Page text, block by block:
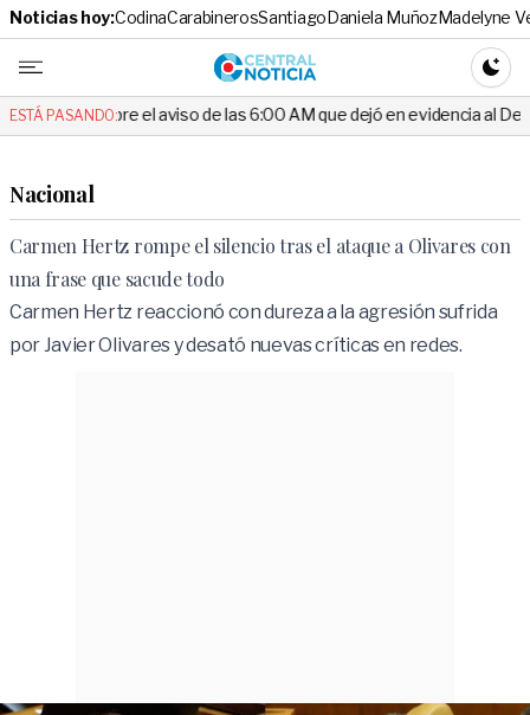
Noticias hoy:CodinaCarabinerosSantiagoDaniela MuñozMadelyne
Central
ESTÁ PASANDO:
el aviso de las 6:00 AM que dejó en evidencia al Delegado
Nacional
Carmen Hertz rompe el silencio tras el ataque a Olivares con
una frase que sacude todo
Carmen Hertz reaccionó con dureza a la agresión sufrida
por Javier Olivares y desató nuevas críticas en redes.